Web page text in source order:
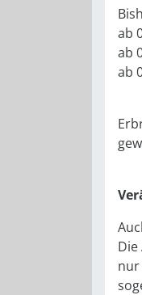
ab
ab
ab
nur